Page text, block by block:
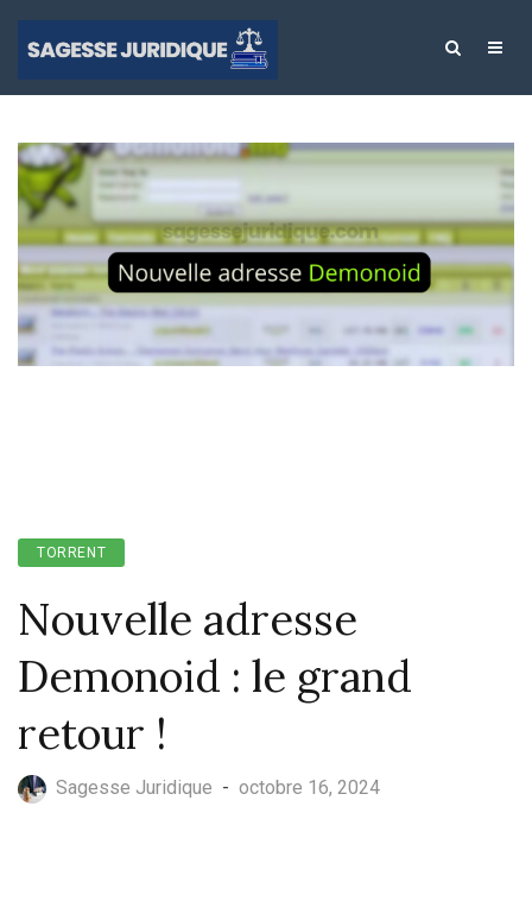
TORRENT
Nouvelle adresse
Demonoid : le grand
retour !
Sagesse Juridique - octobre 16, 2024